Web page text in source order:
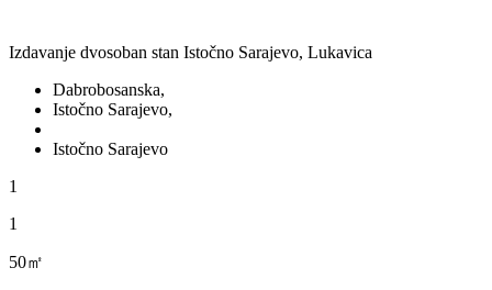
Izdavanje dvosoban stan Istočno Sarajevo, Lukavica
Dabrobosanska,
Istočno Sarajevo,
Istočno Sarajevo
1
1
50㎡